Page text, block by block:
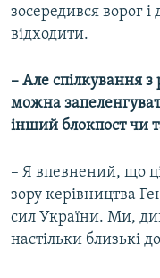
зосередився ворог
відходити.
– Але спілкування
можна
інший блокпост чи
– Я впевнений, що
зору керівництва
сил України. Ми,
настільки близькі